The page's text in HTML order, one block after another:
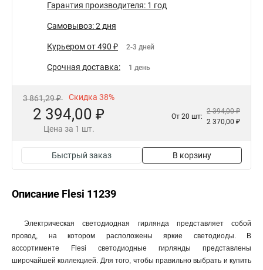
Гарантия производителя: 1 год
Самовывоз: 2 дня
Курьером от 490 ₽ 2-3 дней
Срочная доставка: 1 день
3 861,29 ₽ Скидка 38%
2 394,00 ₽
Цена за 1 шт.
От 20 шт:
2 394,00 ₽
2 370,00 ₽
Быстрый заказ В корзину
Описание Flesi 11239
Электрическая светодиодная гирлянда представляет собой
провод, на котором расположены яркие светодиоды. В
ассортименте Flesi светодиодные гирлянды представлены
широчайшей коллекцией. Для того, чтобы правильно выбрать и купить